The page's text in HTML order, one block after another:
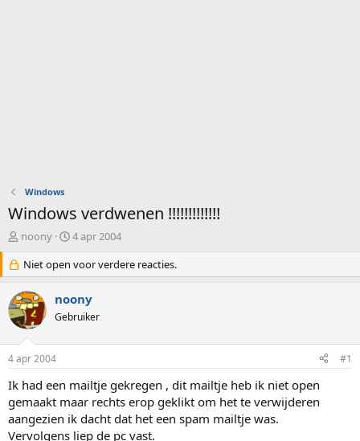
Windows
Windows verdwenen !!!!!!!!!!!!!
O
d
e
r
w
e
s
t
a
r
t
e
noony
S
a
r
d
a
m
4 apr 2004
Niet open voor verdere reacties.
noony
Gebruiker
4 apr 2004 #1
Ik had een mailtje gekregen , dit mailtje heb ik niet open
gemaakt maar rechts erop geklikt om het te verwijderen
aangezien ik dacht dat het een spam mailtje was.
Vervolgens liep de pc vast.